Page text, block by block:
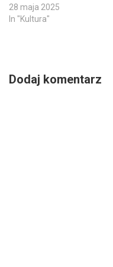
28 maja 2025
In "Kultura"
Dodaj komentarz